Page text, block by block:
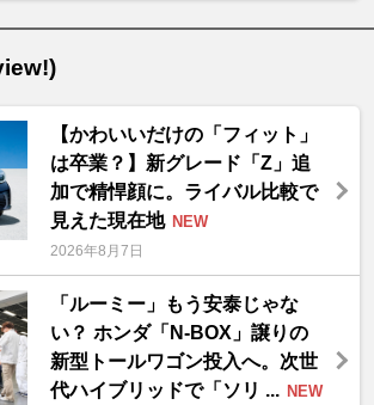
【かわいいだけの「フィット」
は卒業？】新グレード「Z」追
加で精悍顔に。ライバル比較で
見えた現在地 NEW
2026年8月7日
「ルーミー」もう安泰じゃな
い？ ホンダ「N-BOX」譲りの
新型トールワゴン投入へ。次世
代ハイブリッドで「ソリ ... NEW